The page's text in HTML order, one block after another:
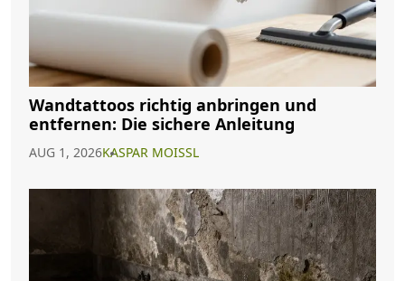
Wandtattoos richtig anbringen und
entfernen: Die sichere Anleitung
AUG 1, 2026KASPAR MOISSL